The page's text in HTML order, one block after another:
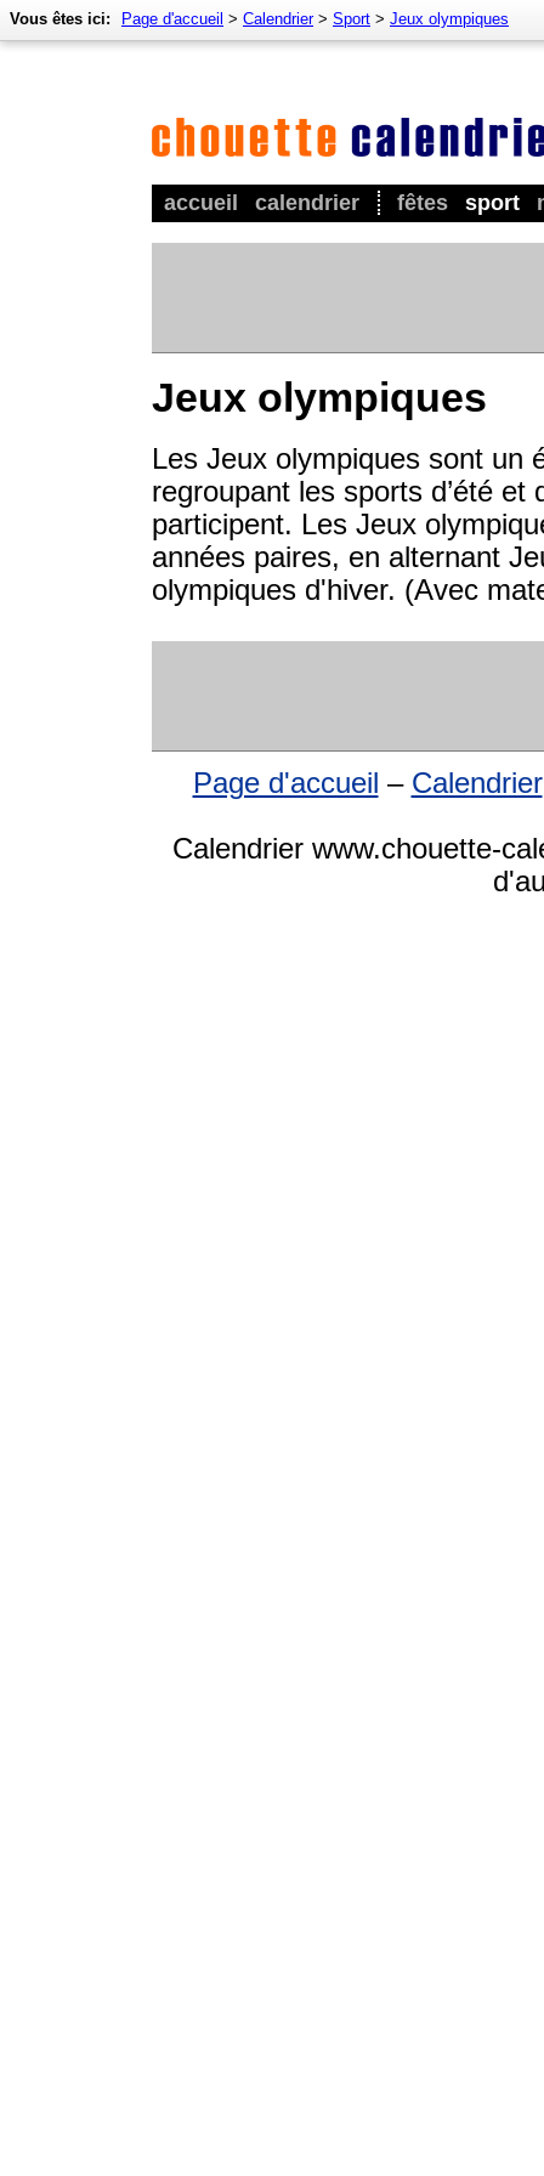
accueil calendrier fêtes sport
Vous êtes ici: Page d'accueil > Calendrier> Sport > Jeux olympiques
Jeux olympiques
Les Jeux olympiques sont un
regroupant les sports d’été et
participent. Les Jeux
années paires, en alternant
olympiques d'hiver. (Avec
Page d'accueil – Calendrier
Calendrier www.chouette-